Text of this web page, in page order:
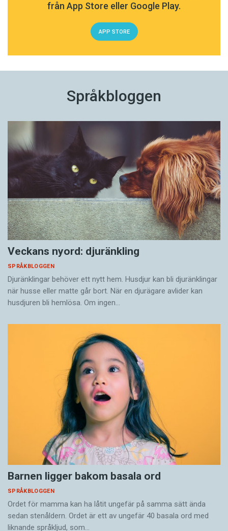
från App Store eller Google Play.
APP STORE
Språkbloggen
Veckans nyord: djuränkling
SPRÅKBLOGGEN
Djuränklingar behöver ett nytt hem. Husdjur kan bli djuränklingar
när husse eller matte går bort. När en djurägare avlider kan
husdjuren bli hemlösa. Om ingen…
Barnen ligger bakom basala ord
SPRÅKBLOGGEN
Ordet för mamma kan ha låtit ungefär på samma sätt ända
sedan stenåldern. Ordet är ett av ungefär 40 basala ord med
liknande språkljud, som…